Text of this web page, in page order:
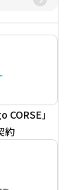
」
約